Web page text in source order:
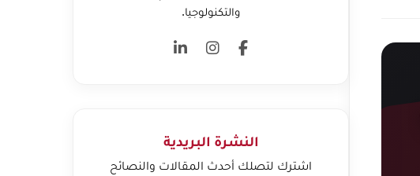
والتكنولوجيا.
النشرة البريدية
اشترك لتصلك أحدث المقالات والنصائح